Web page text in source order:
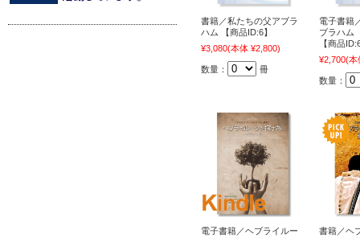
書籍／私たちの父アブラ
ハム 【商品ID:6】
¥3,080(本体 ¥2,800)
数量： 冊
電子書籍
ブラハム
【商品
¥2,700(本
数量：
電子書籍／ヘブライルー
書籍／ヘ